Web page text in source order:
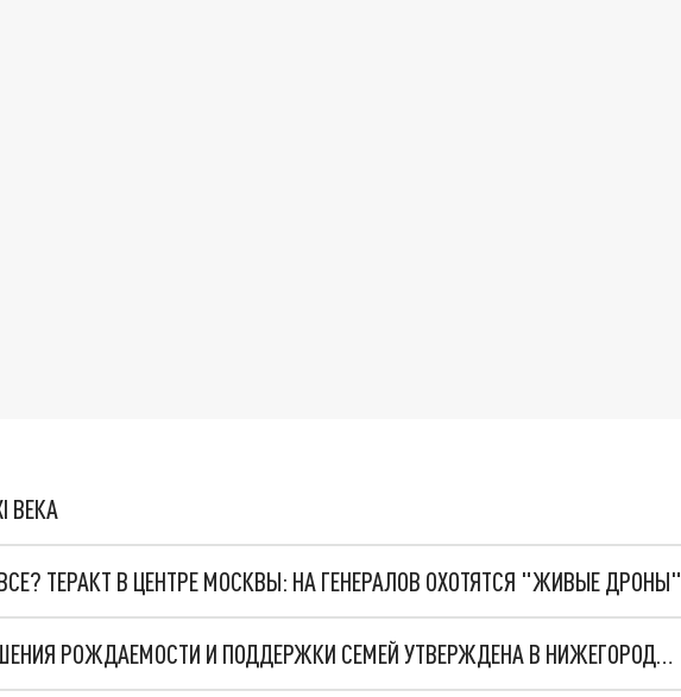
ВЕКА
ТЕРАКТ В ЦЕНТРЕ МОСКВЫ: НА ГЕНЕРАЛОВ ОХОТЯТСЯ "ЖИВЫЕ ДРОНЫ"
ПРОГРАММА ПОВЫШЕНИЯ РОЖДАЕМОСТИ И ПОДДЕРЖКИ СЕМЕЙ УТВЕРЖДЕНА В НИЖЕГОРОДСКОЙ ОБЛАСТИ